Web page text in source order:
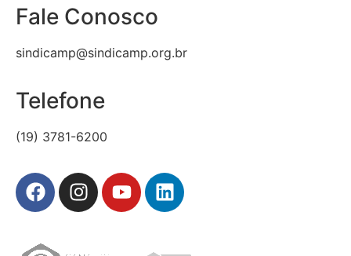
Fale Conosco
sindicamp@sindicamp.org.br
Telefone
(19) 3781-6200